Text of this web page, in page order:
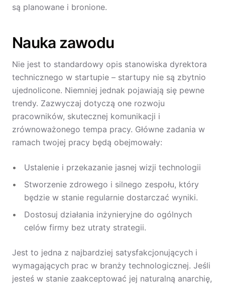
są planowane i bronione.
Nauka zawodu
Nie jest to standardowy opis stanowiska dyrektora
technicznego w startupie – startupy nie są zbytnio
ujednolicone. Niemniej jednak pojawiają się pewne
trendy. Zazwyczaj dotyczą one rozwoju
pracowników, skutecznej komunikacji i
zrównoważonego tempa pracy. Główne zadania w
ramach twojej pracy będą obejmowały:
Ustalenie i przekazanie jasnej wizji technologii
Stworzenie zdrowego i silnego zespołu, który
będzie w stanie regularnie dostarczać wyniki.
Dostosuj działania inżynieryjne do ogólnych
celów firmy bez utraty strategii.
Jest to jedna z najbardziej satysfakcjonujących i
wymagających prac w branży technologicznej. Jeśli
jesteś w stanie zaakceptować jej naturalną anarchię,